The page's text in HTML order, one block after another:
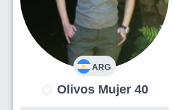
ARG
Olivos Mujer 40